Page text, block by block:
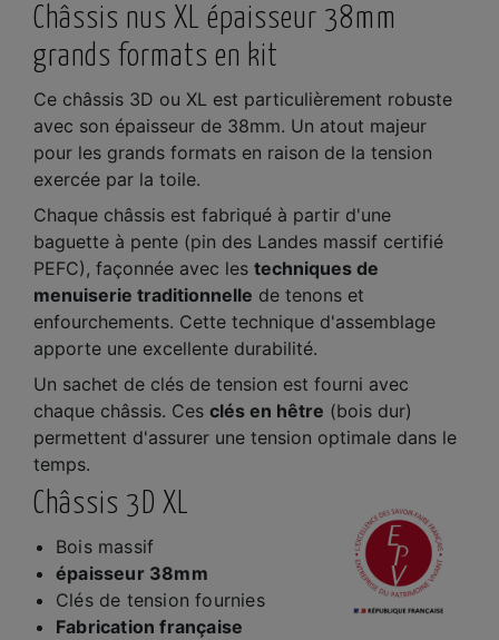
Châssis nus XL épaisseur 38mm
grands formats en kit
Ce châssis 3D ou XL est particulièrement robuste
avec son épaisseur de 38mm. Un atout majeur
pour les grands formats en raison de la tension
exercée par la toile.
Chaque châssis est fabriqué à partir d'une
baguette à pente (pin des Landes massif certifié
PEFC), façonnée avec les techniques de
menuiserie traditionnelle de tenons et
enfourchements. Cette technique d'assemblage
apporte une excellente durabilité.
Un sachet de clés de tension est fourni avec
chaque châssis. Ces clés en hêtre (bois dur)
permettent d'assurer une tension optimale dans le
temps.
Châssis 3D XL
Bois massif
épaisseur 38mm
Clés de tension fournies
Fabrication française